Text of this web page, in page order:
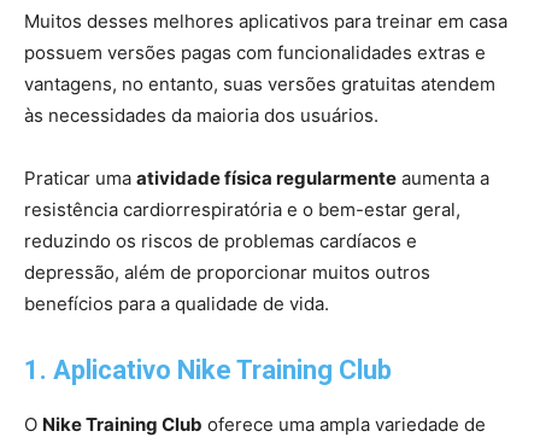
Muitos desses melhores aplicativos para treinar em casa
possuem versões pagas com funcionalidades extras e
vantagens, no entanto, suas versões gratuitas atendem
às necessidades da maioria dos usuários.
Praticar uma atividade física regularmente aumenta a
resistência cardiorrespiratória e o bem-estar geral,
reduzindo os riscos de problemas cardíacos e
depressão, além de proporcionar muitos outros
benefícios para a qualidade de vida.
1. Aplicativo Nike Training Club
O Nike Training Club oferece uma ampla variedade de